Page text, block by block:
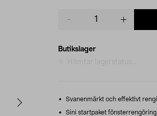
Butikslager
Svanenmärkt och effektivt
Sini startpaket